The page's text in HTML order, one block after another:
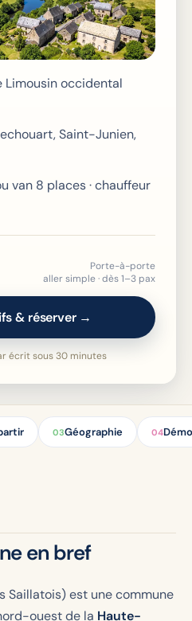
Limousin occidental
Saint-Junien,
van 8 places · chauffeur
Porte-à-porte
aller simple · dès 1–3 pax
& réserver →
écrit sous 30 minutes
03Géographie 04
en bref
Saillatois) est une commune
ouest de la Haute-